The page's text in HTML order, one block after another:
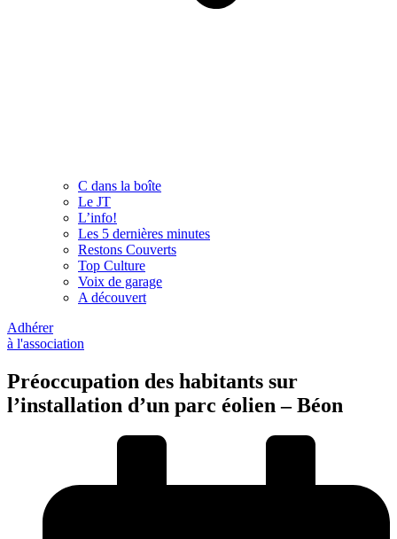
C dans la boîte
Le JT
L’info!
Les 5 dernières minutes
Restons Couverts
Top Culture
Voix de garage
A découvert
Adhérer
à l'association
Préoccupation des habitants sur
l’installation d’un parc éolien – Béon